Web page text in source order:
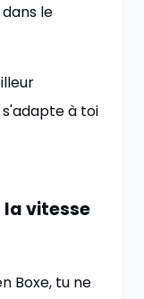
le
à toi
la vitesse
Boxe, tu ne